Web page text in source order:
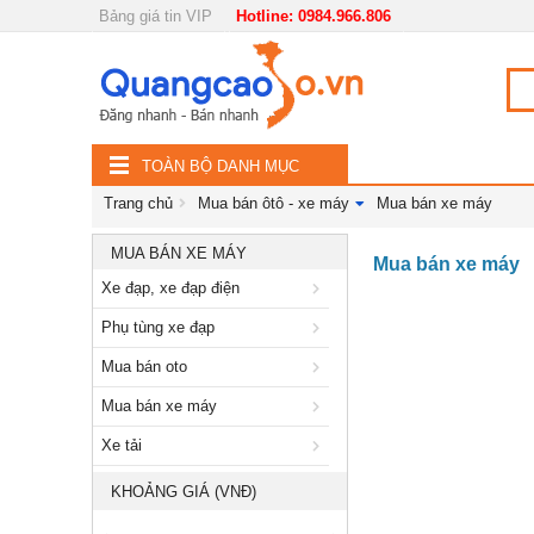
Bảng giá tin VIP Hotline: 0984.966.806
Nội, ngoại thất
Đồ gia dụng
Điện thoại, Viễn thông
Nhà và Đất
Dịch vụ
Công nghiệp, xây dựng
TOÀN BỘ DANH MỤC
Trang chủ Mua bán ôtô - xe máy Mua bán xe máy
MUA BÁN XE MÁY
Xe đạp, xe đạp điện
Phụ tùng xe đạp
Mua bán oto
Mua bán xe máy
Xe tải
KHOẢNG GIÁ (VNĐ)
Mua bán xe máy